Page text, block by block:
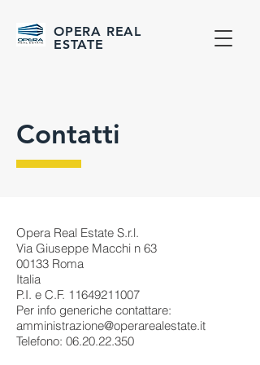
OPERA REAL
ESTATE
Contatti
Opera Real Estate S.r.l.
Via Giuseppe Macchi n 63
00133 Roma
Italia
P.I. e C.F. 11649211007
Per info generiche contattare:
amministrazione@operarealestate.it
Telefono: 06.20.22.350